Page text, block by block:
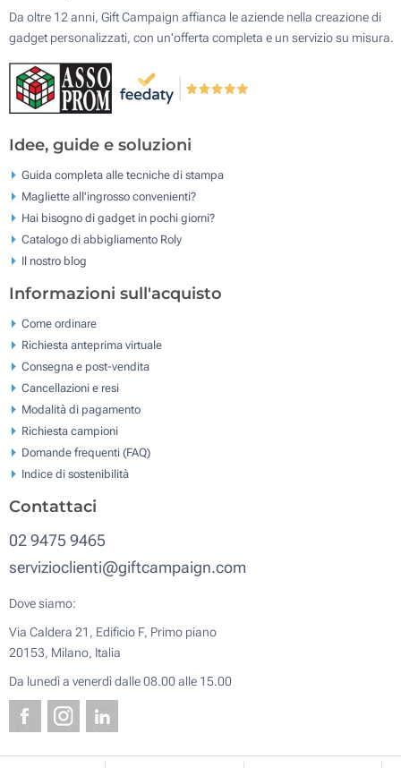
Da oltre 12 anni, Gift Campaign affianca le aziende nella creazione di
gadget personalizzati, con un'offerta completa e un servizio su misura.
Idee, guide e soluzioni
Guida completa alle tecniche di stampa
Magliette all'ingrosso convenienti?
Hai bisogno di gadget in pochi giorni?
Catalogo di abbigliamento Roly
Il nostro blog
Informazioni sull'acquisto
Come ordinare
Richiesta anteprima virtuale
Consegna e post-vendita
Cancellazioni e resi
Modalità di pagamento
Richiesta campioni
Domande frequenti (FAQ)
Indice di sostenibilità
Contattaci
02 9475 9465
servizioclienti@giftcampaign.com
Dove siamo:
Via Caldera 21, Edificio F, Primo piano
20153, Milano, Italia
Da lunedì a venerdì dalle 08.00 alle 15.00